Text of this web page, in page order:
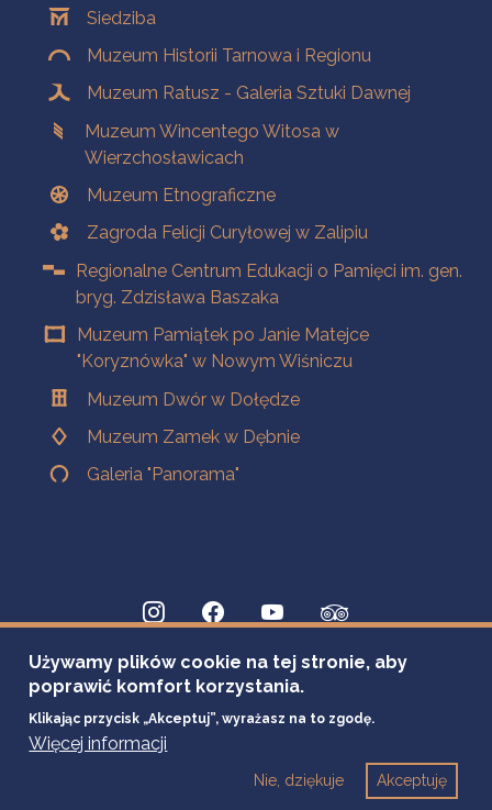
Siedziba
Muzeum Historii Tarnowa i Regionu
Muzeum Ratusz - Galeria Sztuki Dawnej
Muzeum Wincentego Witosa w
Wierzchosławicach
Muzeum Etnograficzne
Zagroda Felicji Curyłowej w Zalipiu
Regionalne Centrum Edukacji o Pamięci im. gen.
bryg. Zdzisława Baszaka
Muzeum Pamiątek po Janie Matejce
"Koryznówka" w Nowym Wiśniczu
Muzeum Dwór w Dołędze
Muzeum Zamek w Dębnie
Galeria "Panorama"
Używamy plików cookie na tej stronie, aby
poprawić komfort korzystania.
Klikając przycisk „Akceptuj”, wyrażasz na to zgodę.
Więcej informacji
Akceptuję
Nie, dziękuje